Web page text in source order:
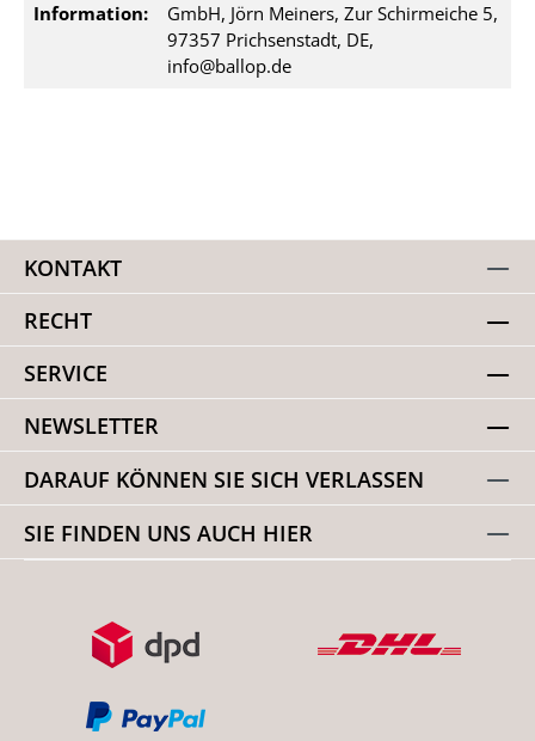
Information:
GmbH, Jörn Meiners, Zur Schirmeiche 5,
97357 Prichsenstadt, DE,
info@ballop.de
KONTAKT
RECHT
SERVICE
NEWSLETTER
DARAUF KÖNNEN SIE SICH VERLASSEN
SIE FINDEN UNS AUCH HIER